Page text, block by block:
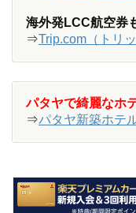
海外発LCC航空券
⇒Trip.com（トリ
パタヤで綺麗なホ
⇒パタヤ新築ホテ